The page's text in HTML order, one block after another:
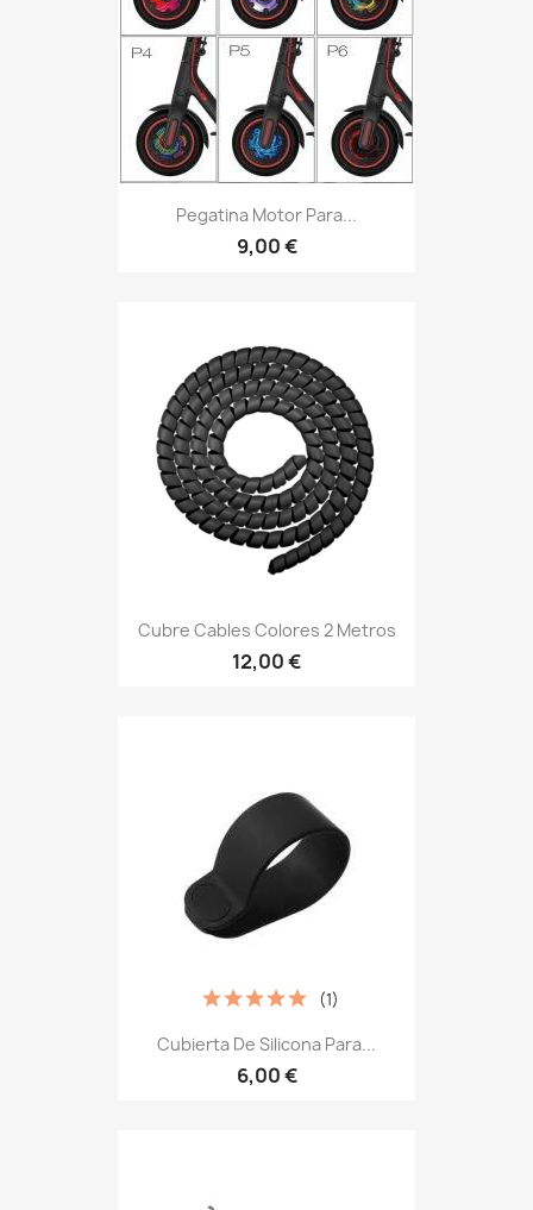
Pegatina Motor Para...
9,00 €
Cubre Cables Colores 2 Metros
12,00 €
Cubierta De Silicona Para...
6,00 €
(1)